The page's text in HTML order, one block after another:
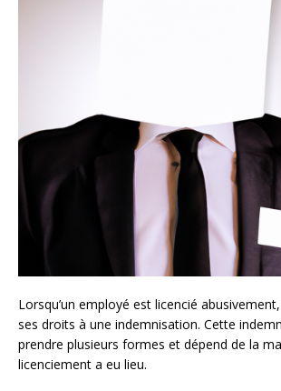
Lorsqu’un employé est licencié
ses droits à une indemnisation. Cette
prendre plusieurs formes et dépend de la
licenciement a eu lieu.